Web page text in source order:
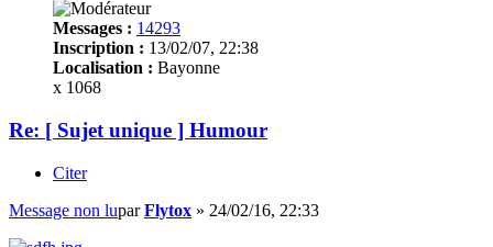
Messages : 14293
Inscription : 13/02/07, 22:38
Localisation : Bayonne
x 1068
Re: [ Sujet unique ] Humour
Citer
Message non luparFlytox » 24/02/16, 22:33